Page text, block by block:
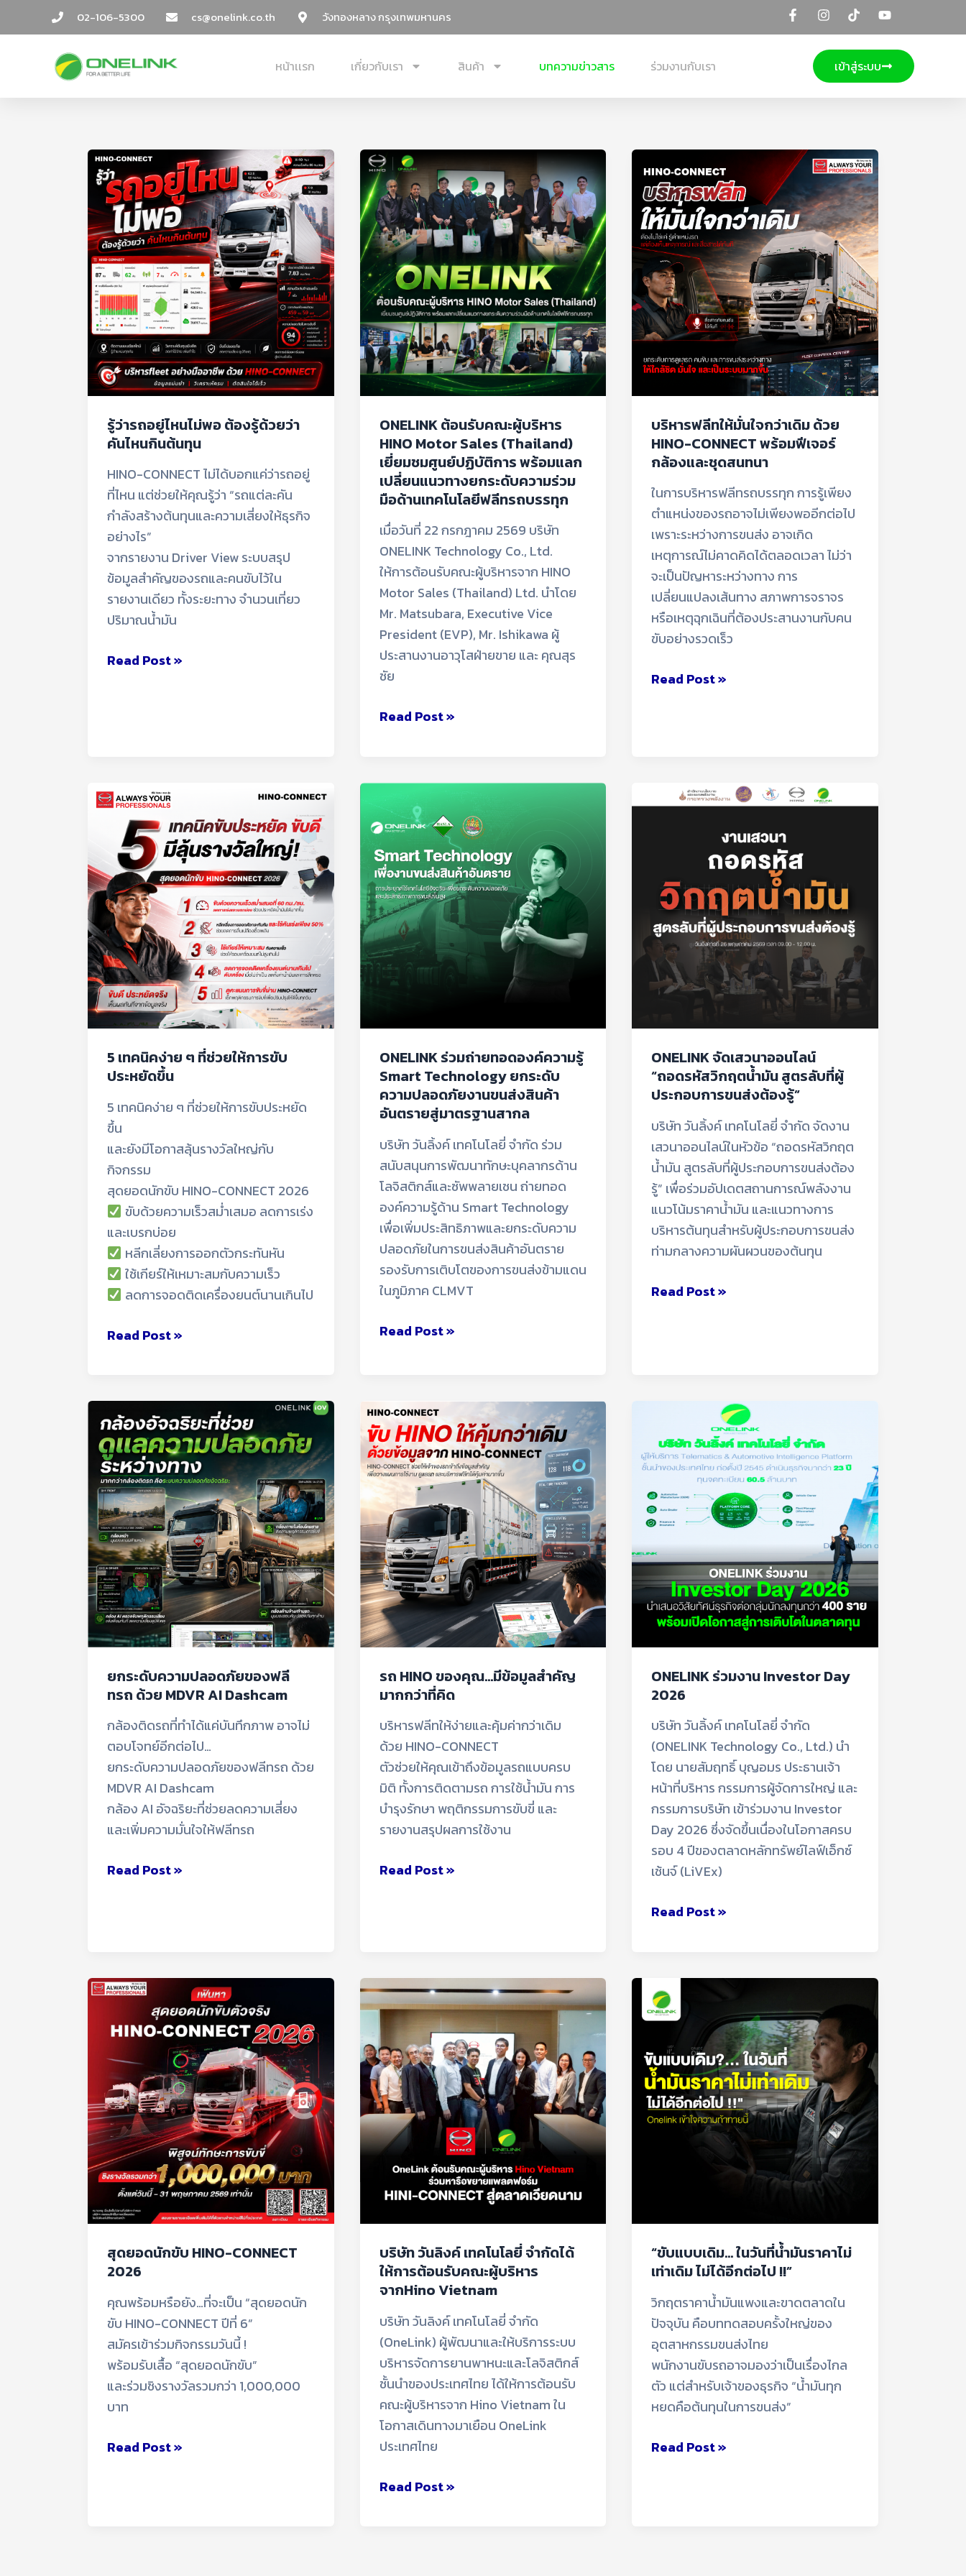
to
02-106-5300 cs@onelink.co.th วังทองหลาง กรุงเทพมหานคร
หน้าเเรก เกี่ยวกับเรา สินค้า บทความข่าวสาร ร่วมงานกับเรา เข้าสู่ระบบ
รู้ว่ารถอยู่ไหนไม่พอ ต้องรู้ด้วยว่า
คันไหนกินต้นทุน
HINO-CONNECT ไม่ได้บอกแค่ว่ารถอยู่
ที่ไหน แต่ช่วยให้คุณรู้ว่า “รถแต่ละคัน
กำลังสร้างต้นทุนและความเสี่ยงให้ธุรกิจ
อย่างไร”
จากรายงาน Driver View ระบบสรุป
ข้อมูลสำคัญของรถและคนขับไว้ใน
รายงานเดียว ทั้งระยะทาง จำนวนเที่ยว
ปริมาณน้ำมัน
รู้
ว่า
รถ
อยู่
ไหน
ไม่
พอ
ต้อง
รู้
ด้วย
ว่า
คัน
กิน
ต้นทุน
Read Post »
ONELINK ต้อนรับคณะผู้บริหาร
HINO Motor Sales (Thailand)
เยี่ยมชมศูนย์ปฏิบัติการ พร้อมแลก
เปลี่ยนแนวทางยกระดับความร่วม
มือด้านเทคโนโลยีฟลีทรถบรรทุก
เมื่อวันที่ 22 กรกฎาคม 2569 บริษัท
ONELINK Technology Co., Ltd.
ให้การต้อนรับคณะผู้บริหารจาก HINO
Motor Sales (Thailand) Ltd. นำโดย
Mr. Matsubara, Executive Vice
President (EVP), Mr. Ishikawa ผู้
ประสานงานอาวุโสฝ่ายขาย และ คุณสุร
ชัย
ONELINK
ต้อนรับ
คณะ
ผู้
บริหาร
HINO
Motor
Sales
(Thailand)
เยี่ยม
ชม
ศูนย์
การ
พร้อม
แลก
เปลี่ยน
ยก
ระดับ
ความ
ร่วม
มือ
ด้าน
เทคโนโลยี
ฟ
ทร
Read Post »
บริหารฟลีทให้มั่นใจกว่าเดิม ด้วย
HINO-CONNECT พร้อมฟีเจอร์
กล้องและชุดสนทนา
ในการบริหารฟลีทรถบรรทุก การรู้เพียง
ตำแหน่งของรถอาจไม่เพียงพออีกต่อไป
เพราะระหว่างการขนส่ง อาจเกิด
เหตุการณ์ไม่คาดคิดได้ตลอดเวลา ไม่ว่า
จะเป็นปัญหาระหว่างทาง การ
เปลี่ยนแปลงเส้นทาง สภาพการจราจร
หรือเหตุฉุกเฉินที่ต้องประสานงานกับคน
ขับอย่างรวดเร็ว
ฟ
ลีท
ให้
มั่นใจ
กว่า
เดิม
ด้วย
HINO-
CONNECT
พร้อม
และ
ชุด
สนทนา
Read Post »
5 เทคนิคง่าย ๆ ที่ช่วยให้การขับ
ประหยัดขึ้น
5 เทคนิคง่าย ๆ ที่ช่วยให้การขับประหยัด
ขึ้น
และยังมีโอกาสลุ้นรางวัลใหญ่กับ
กิจกรรม
สุดยอดนักขับ HINO-CONNECT 2026
ขับด้วยความเร็วสม่ำเสมอ ลดการเร่ง
และเบรกบ่อย
หลีกเลี่ยงการออกตัวกระทันหัน
ใช้เกียร์ให้เหมาะสมกับความเร็ว
ลดการจอดติดเครื่องยนต์นานเกินไป
5
เทคนิค
ง่าย
ที่
ช่วย
ให้การ
ขับ
ประหยัด
ขึ้น
Read Post »
ONELINK ร่วมถ่ายทอดองค์ความรู้
Smart Technology ยกระดับ
ความปลอดภัยงานขนส่งสินค้า
อันตรายสู่มาตรฐานสากล
บริษัท วันลิ้งค์ เทคโนโลยี่ จำกัด ร่วม
สนับสนุนการพัฒนาทักษะบุคลากรด้าน
โลจิสติกส์และซัพพลายเชน ถ่ายทอด
องค์ความรู้ด้าน Smart Technology
เพื่อเพิ่มประสิทธิภาพและยกระดับความ
ปลอดภัยในการขนส่งสินค้าอันตราย
รองรับการเติบโตของการขนส่งข้ามแดน
ในภูมิภาค CLMVT
ร่วม
ถ่ายทอด
องค์
ความ
รู้
Smart
Technology
ยก
ระดับ
ขนส่ง
สินค้า
อันตราย
มาตรฐาน
สากล
Read Post »
ONELINK จัดเสวนาออนไลน์
“ถอดรหัสวิกฤตน้ำมัน สูตรลับที่ผู้
ประกอบการขนส่งต้องรู้”
บริษัท วันลิ้งค์ เทคโนโลยี่ จำกัด จัดงาน
เสวนาออนไลน์ในหัวข้อ “ถอดรหัสวิกฤต
น้ำมัน สูตรลับที่ผู้ประกอบการขนส่งต้อง
รู้” เพื่อร่วมอัปเดตสถานการณ์พลังงาน
แนวโน้มราคาน้ำมัน และแนวทางการ
บริหารต้นทุนสำหรับผู้ประกอบการขนส่ง
ท่ามกลางความผันผวนของต้นทุน
ONELINK
จัด
วิกฤต
น้ำมัน
สูตร
ลับ
ที่
ผู้
ขนส่ง
ต้อง
รู้”
Read Post »
ยกระดับความปลอดภัยของฟลี
ทรถ ด้วย MDVR AI Dashcam
กล้องติดรถที่ทำได้แค่บันทึกภาพ อาจไม่
ตอบโจทย์อีกต่อไป…
ยกระดับความปลอดภัยของฟลีทรถ ด้วย
MDVR AI Dashcam
กล้อง AI อัจฉริยะที่ช่วยลดความเสี่ยง
และเพิ่มความมั่นใจให้ฟลีทรถ
ยก
ระดับ
ความ
ปลอด
ภัย
ของ
ฟ
ลี
ทรถ
ด้วย
MDVR
AI
Read Post »
รถ HINO ของคุณ…มีข้อมูลสำคัญ
มากกว่าที่คิด
บริหารฟลีทให้ง่ายและคุ้มค่ากว่าเดิม
ด้วย HINO-CONNECT
ตัวช่วยให้คุณเข้าถึงข้อมูลรถแบบครบ
มิติ ทั้งการติดตามรถ การใช้น้ำมัน การ
บำรุงรักษา พฤติกรรมการขับขี่ และ
รายงานสรุปผลการใช้งาน
รถ
HINO
ของ
คุณ…
มี
ข้อมูล
สำคัญ
มากกว่า
ที่
คิด
Read Post »
ONELINK ร่วมงาน Investor Day
2026
บริษัท วันลิ้งค์ เทคโนโลยี่ จำกัด
(ONELINK Technology Co., Ltd.) นำ
โดย นายสัมฤทธิ์ บุญอมร ประธานเจ้า
หน้าที่บริหาร กรรมการผู้จัดการใหญ่ และ
กรรมการบริษัท เข้าร่วมงาน Investor
Day 2026 ซึ่งจัดขึ้นเนื่องในโอกาสครบ
รอบ 4 ปีของตลาดหลักทรัพย์ไลฟ์เอ็กซ์
เช้นจ์ (LiVEx)
งาน
Investor
Day
2026
Read Post »
สุดยอดนักขับ HINO-CONNECT
2026
คุณพร้อมหรือยัง…ที่จะเป็น “สุดยอดนัก
ขับ HINO-CONNECT ปีที่ 6”
สมัครเข้าร่วมกิจกรรมวันนี้ !
พร้อมรับเสื้อ “สุดยอดนักขับ”
และร่วมชิงรางวัลรวมกว่า 1,000,000
บาท
สุด
นัก
HINO-
CONNECT
2026
Read Post »
บริษัท วันลิงค์ เทคโนโลยี่ จำกัดได้
ให้การต้อนรับคณะผู้บริหาร
จากHino Vietnam
บริษัท วันลิงค์ เทคโนโลยี่ จำกัด
(OneLink) ผู้พัฒนาและให้บริการระบบ
บริหารจัดการยานพาหนะและโลจิสติกส์
ชั้นนำของประเทศไทย ได้ให้การต้อนรับ
คณะผู้บริหารจาก Hino Vietnam ใน
โอกาสเดินทางมาเยือน OneLink
ประเทศไทย
บริษัท
วัน
ลิงค์
เทคโนโลยี่
จำกัด
ได้
ให้การ
ต้อนรับ
คณะ
บริหาร
Read Post »
“ขับแบบเดิม… ในวันที่น้ำมันราคาไม่
เท่าเดิม ไม่ได้อีกต่อไป !!”
วิกฤตราคาน้ำมันแพงและขาดตลาดใน
ปัจจุบัน คือบททดสอบครั้งใหญ่ของ
อุตสาหกรรมขนส่งไทย
พนักงานขับรถอาจมองว่าเป็นเรื่องไกล
ตัว แต่สำหรับเจ้าของธุรกิจ “น้ำมันทุก
หยดคือต้นทุนในการขนส่ง”
“ขับ
แบบ
ใน
วัน
ที่
น้ำมัน
อีก
ต่อ
ไป
!!”
Read Post »
Post
pagination